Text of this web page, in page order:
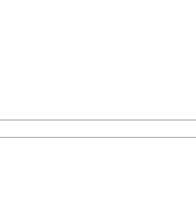
讀他的生平和創辦理念，當
去方向感，只聞其聲卻不見
德烈．海勒奇也玩過這樣